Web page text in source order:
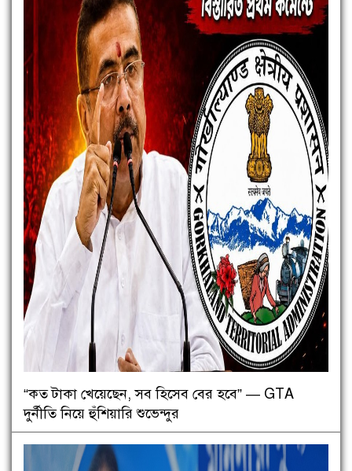
“কত টাকা খেয়েছেন, সব হিসেব বের হবে” — GTA
দুর্নীতি নিয়ে হুঁশিয়ারি শুভেন্দুর